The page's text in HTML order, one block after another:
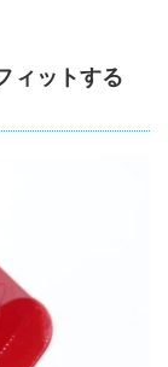
ィットする